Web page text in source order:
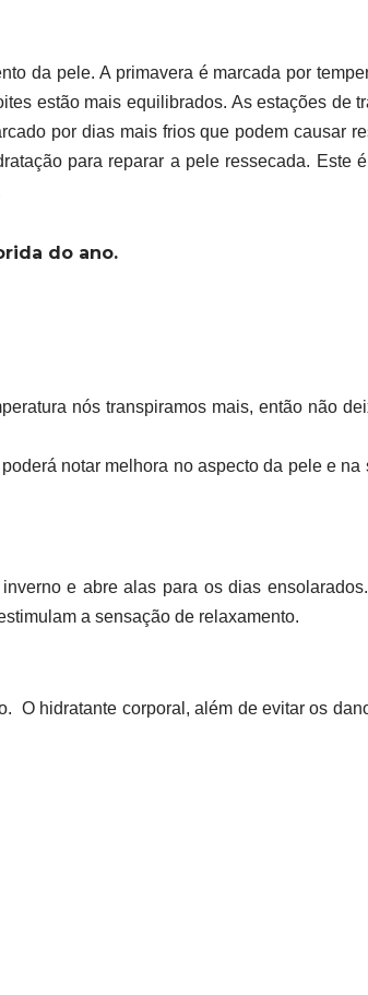
da pele. A primavera é marcada por
estão mais equilibrados. As estações de
por dias mais frios que podem causar
para reparar a pele ressecada. Este
do ano.
nós transpiramos mais, então não
notar melhora no aspecto da pele e na
e abre alas para os dias
a sensação de relaxamento.
O hidratante corporal, além de evitar os